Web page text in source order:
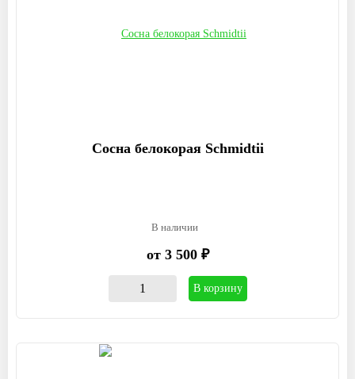
Сосна белокорая Schmidtii
В наличии
от 3 500 ₽
В корзину